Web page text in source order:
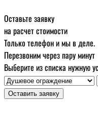
Оставьте заявку
на расчет стоимости
Только телефон и мы в деле.
Перезвоним через пару минут
Выберите из списка нужную
Оставить заявку